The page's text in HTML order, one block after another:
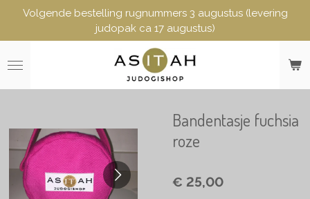
naar
de
Volgende bestelling rugnummers 3 augustus (levering
judopak ca 17 augustus)
Bandentasje fuchsia
roze
€ 25,00